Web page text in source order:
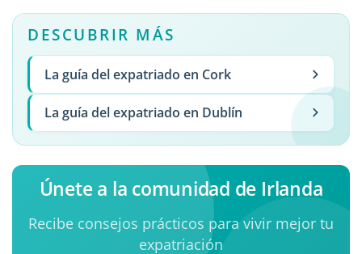
DESCUBRIR MÁS
La guía del expatriado en Cork
La guía del expatriado en Dublín
Únete a la comunidad de Irlanda
Recibe consejos prácticos para vivir mejor tu
expatriación